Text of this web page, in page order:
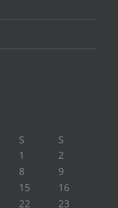
S
S
1
2
8
9
15
16
22 23